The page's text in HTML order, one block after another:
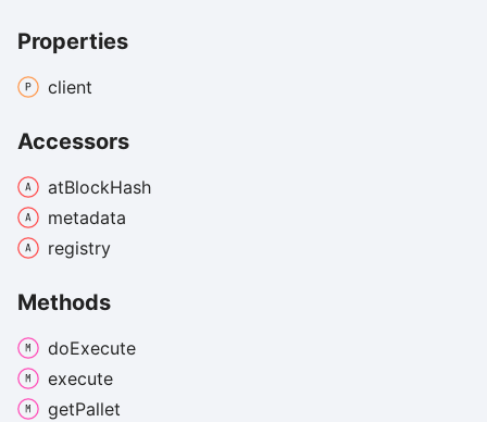
Properties
client
Accessors
atBlockHash
metadata
registry
Methods
doExecute
execute
getPallet